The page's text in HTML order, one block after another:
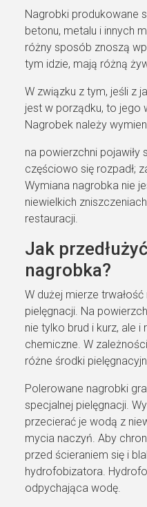
Nagrobki produkowane
betonu, metalu i innych
różny sposób znoszą
tym idzie, mają różną
W związku z tym, jeśli z
jest w porządku, to jego
Nagrobek należy
na powierzchni pojawiły
częściowo się rozpadł;
Wymiana nagrobka nie
niewielkich
restauracji.
Jak
nagrobka?
W dużej mierze
pielęgnacji. Na
nie tylko brud i kurz, ale i
chemiczne. W
różne środki
Polerowane nagrobki
specjalnej pielęgnacji.
przecierać je wodą z
mycia naczyń. Aby
przed ścieraniem się i
hydrofobizatora.
odpychająca wodę.